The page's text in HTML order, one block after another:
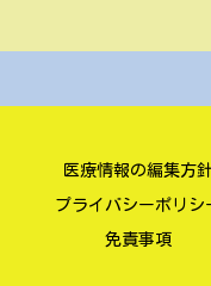
医療情報の編集方針
プライバシーポリシ
免責事項